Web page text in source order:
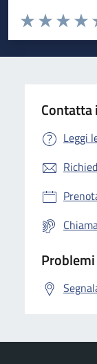
Valuta da 1 a 5
Valuta
Valuta 2
Valuta 1 stelle
Contatta
Leggi